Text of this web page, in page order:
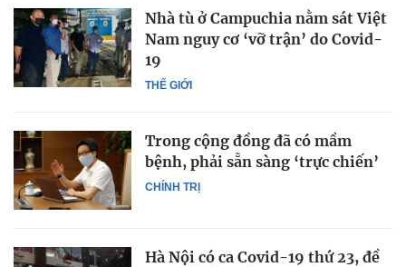
THẾ GIỚI
Nhà tù ở Campuchia nằm sát Việt
Nam nguy cơ ‘vỡ trận’ do Covid-
19
CHÍNH TRỊ
Trong cộng đồng đã có mầm
bệnh, phải sẵn sàng ‘trực chiến’
Hà Nội có ca Covid-19 thứ 23, đề